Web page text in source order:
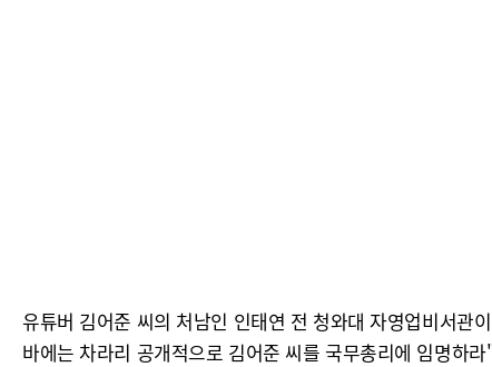
유튜버 김어준 씨의 처남인 인태연 전 청와대 자영업비서관
바에는 차라리 공개적으로 김어준 씨를 국무총리에 임명하